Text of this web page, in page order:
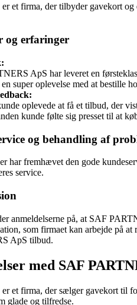
et firma, der tilbyder gavekort
og erfaringer
ApS har leveret en
super oplevelse med at bestille
oplevede at få et tilbud, der
kunde følte sig presset til at
og behandling af
har fremhævet den gode
service.
anmeldelserne på, at SAF
som firmaet kan arbejde på
ApS tilbud.
med SAF
et firma, der sælger gavekort til
glade og tilfredse.